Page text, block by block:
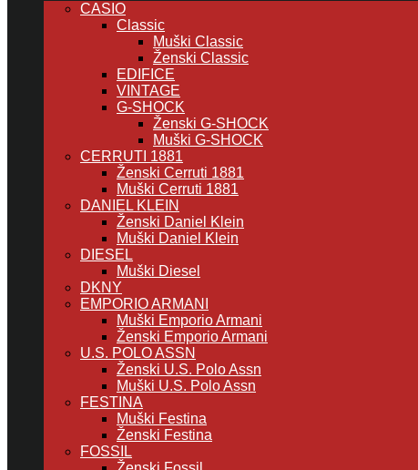
CASIO
Classic
Muški Classic
Ženski Classic
EDIFICE
VINTAGE
G-SHOCK
Ženski G-SHOCK
Muški G-SHOCK
CERRUTI 1881
Ženski Cerruti 1881
Muški Cerruti 1881
DANIEL KLEIN
Ženski Daniel Klein
Muški Daniel Klein
DIESEL
Muški Diesel
DKNY
EMPORIO ARMANI
Muški Emporio Armani
Ženski Emporio Armani
U.S. POLO ASSN
Ženski U.S. Polo Assn
Muški U.S. Polo Assn
FESTINA
Muški Festina
Ženski Festina
FOSSIL